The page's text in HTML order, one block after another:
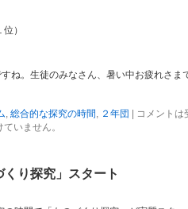
）
ね。生徒のみなさん、暑い中お疲れさま
総合的な探究の時間 ２年団 | コメントは
ていません。
り探究」スタート